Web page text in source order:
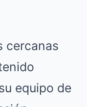
cercanas
equipo de